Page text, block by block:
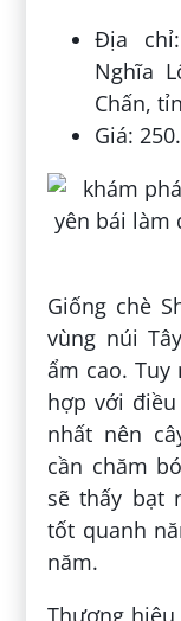
Địa
Nghĩa
Chấn,
Giá:
Giống chè
vùng núi
ẩm cao. Tuy
hợp với
nhất nên
cần chăm
sẽ thấy bạt
tốt quanh
năm.
Thương